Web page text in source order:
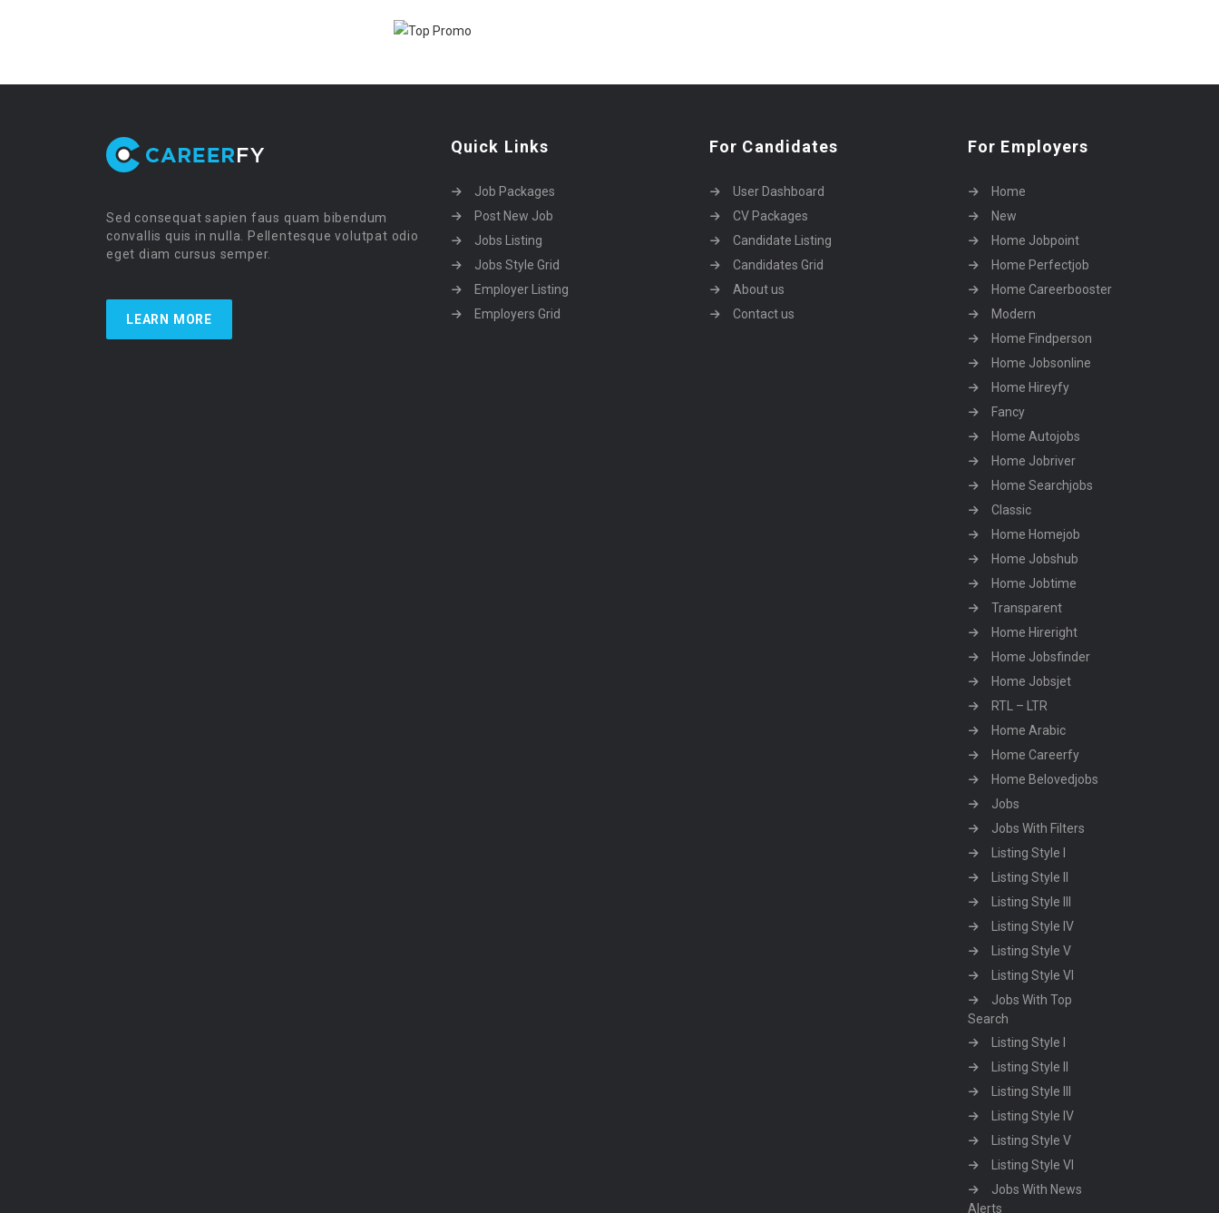
Sed consequat sapien faus quam bibendum
convallis quis in nulla. Pellentesque volutpat odio
eget diam cursus semper.
LEARN MORE
Quick Links
Job Packages
Post New Job
Jobs Listing
Jobs Style Grid
Employer Listing
Employers Grid
For Candidates
User Dashboard
CV Packages
Candidate Listing
Candidates Grid
About us
Contact us
For Employers
Home
New
Home Jobpoint
Home Perfectjob
Home Careerbooster
Modern
Home Findperson
Home Jobsonline
Home Hireyfy
Fancy
Home Autojobs
Home Jobriver
Home Searchjobs
Classic
Home Homejob
Home Jobshub
Home Jobtime
Transparent
Home Hireright
Home Jobsfinder
Home Jobsjet
RTL – LTR
Home Arabic
Home Careerfy
Home Belovedjobs
Jobs
Jobs With Filters
Listing Style I
Listing Style II
Listing Style III
Listing Style IV
Listing Style V
Listing Style VI
Jobs With Top
Search
Listing Style I
Listing Style II
Listing Style III
Listing Style IV
Listing Style V
Listing Style VI
Jobs With News
Alerts